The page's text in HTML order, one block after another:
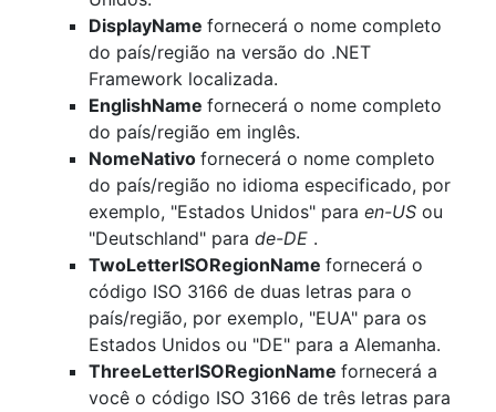
DisplayName fornecerá o nome completo
do país/região na versão do .NET
Framework localizada.
EnglishName fornecerá o nome completo
do país/região em inglês.
NomeNativo fornecerá o nome completo
do país/região no idioma especificado, por
exemplo, "Estados Unidos" para en-US ou
"Deutschland" para de-DE .
TwoLetterISORegionName fornecerá o
código ISO 3166 de duas letras para o
país/região, por exemplo, "EUA" para os
Estados Unidos ou "DE" para a Alemanha.
ThreeLetterISORegionName fornecerá a
você o código ISO 3166 de três letras para